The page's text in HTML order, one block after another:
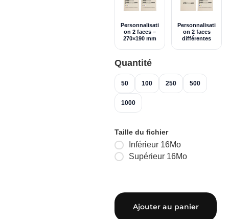
Personnalisati
on 2 faces –
270×190 mm
Personnalisati
on 2 faces
différentes
Quantité
50 100 250 500
1000
Taille du fichier
Inférieur 16Mo
Supérieur 16Mo
Ajouter au panier